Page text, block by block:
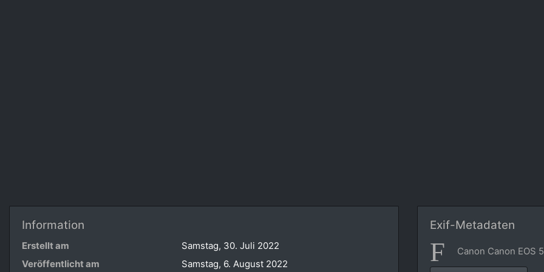
Information
Erstellt am
Samstag, 30. Juli 2022
Veröffentlicht am
Samstag, 6. August 2022
Exif-Metadaten
Canon Canon EOS